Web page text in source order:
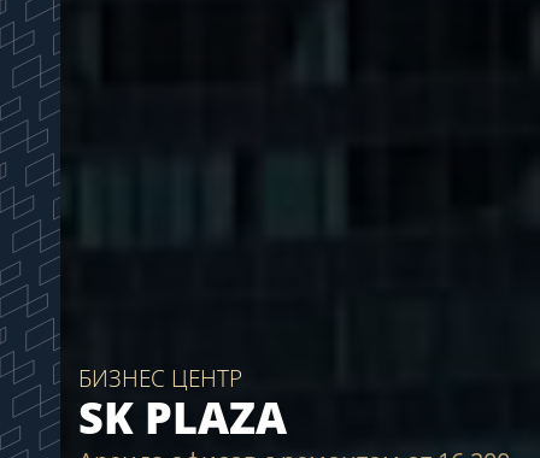
БИЗНЕС ЦЕНТР
SK PLAZA